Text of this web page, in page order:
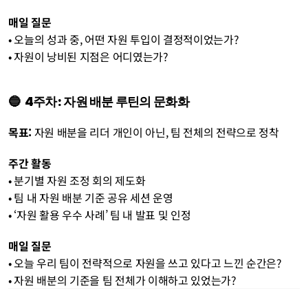
매일 질문
• 오늘의 성과 중, 어떤 자원 투입이 결정적이었는가?
• 자원이 낭비된 지점은 어디였는가?
🔵  4주차: 자원 배분 루틴의 문화화
목표: 자원 배분을 리더 개인이 아닌, 팀 전체의 전략으로 정착
주간 활동
• 분기별 자원 조정 회의 제도화
• 팀 내 자원 배분 기준 공유 세션 운영
• ‘자원 활용 우수 사례’ 팀 내 발표 및 인정
매일 질문
• 오늘 우리 팀이 전략적으로 자원을 쓰고 있다고 느낀 순간은?
• 자원 배분의 기준을 팀 전체가 이해하고 있었는가?